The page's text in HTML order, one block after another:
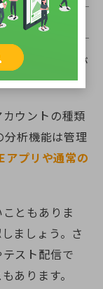
くつかの原因が
ウントの種類
分析機能は管理
アプリや通常の
ともありま
ましょう。さ
スト配信で
あります。